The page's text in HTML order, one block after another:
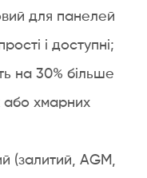
для панелей
і доступні;
на 30% більше
або хмарних
(залитий, AGM,